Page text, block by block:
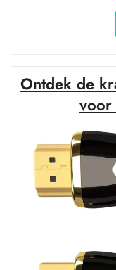
Ontdek de
voor